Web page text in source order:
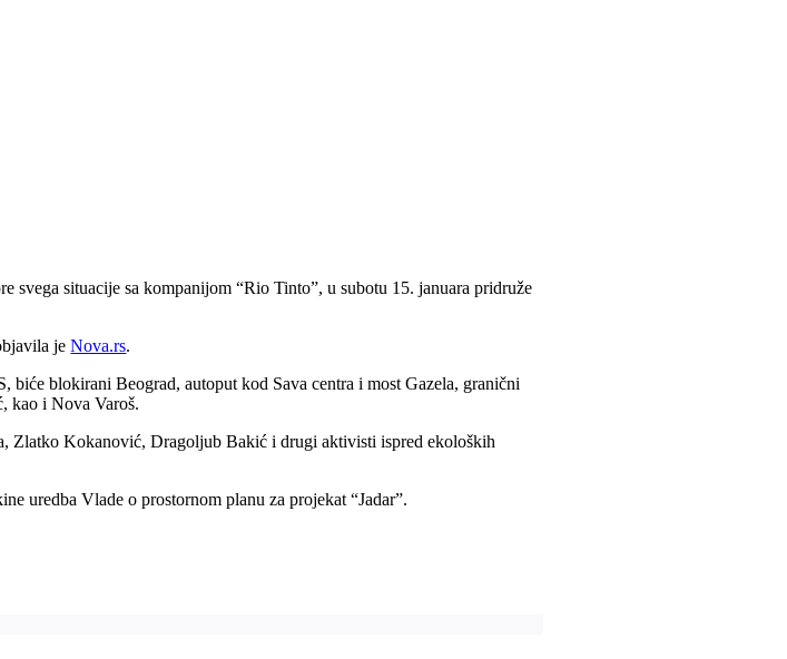
svega situacije sa kompanijom “Rio Tinto”, u subotu 15. januara pridruže
jeNova.rs.
blokirani Beograd, autoput kod Sava centra i most Gazela, granični
kao i Nova Varoš.
Zlatko Kokanović, Dragoljub Bakić i drugi aktivisti ispred ekoloških
uredba Vlade o prostornom planu za projekat “Jadar”.